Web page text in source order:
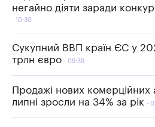
негайно діяти заради
10:30
Сукупний ВВП країн ЄС у
трлн євро
09:39
Продажі нових комерційних
липні зросли на 34% за рік